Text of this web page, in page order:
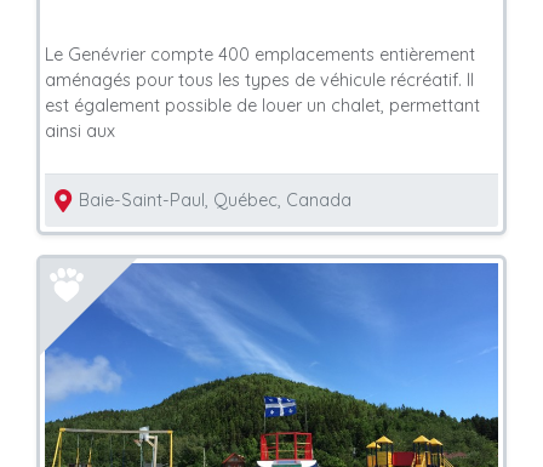
Le Genévrier compte 400 emplacements entièrement
aménagés pour tous les types de véhicule récréatif. Il
est également possible de louer un chalet, permettant
ainsi aux
Baie-Saint-Paul, Québec, Canada